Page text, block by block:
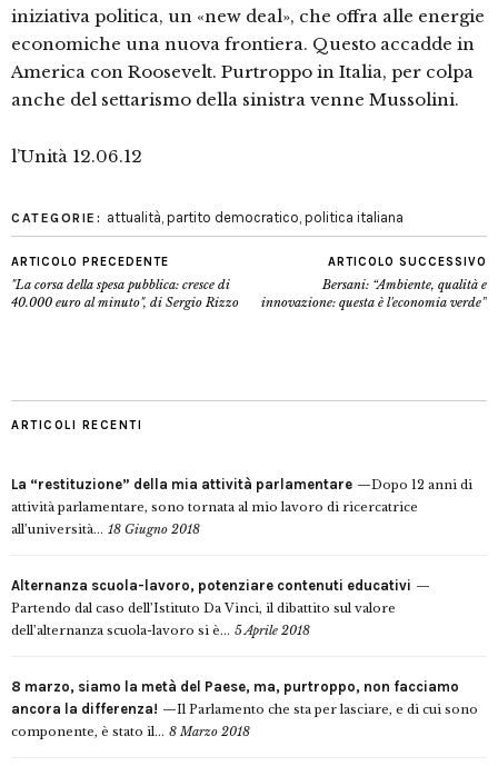
iniziativa politica, un «new deal», che offra alle energie
economiche una nuova frontiera. Questo accadde in
America con Roosevelt. Purtroppo in Italia, per colpa
anche del settarismo della sinistra venne Mussolini.
l’Unità 12.06.12
CATEGORIE: attualità, partito democratico, politica italiana
ARTICOLO PRECEDENTE
"La corsa della spesa pubblica: cresce di
40.000 euro al minuto", di Sergio Rizzo
ARTICOLO SUCCESSIVO
Bersani: “Ambiente, qualità e
innovazione: questa è l'economia verde”
ARTICOLI RECENTI
La “restituzione” della mia attività parlamentare
Dopo 12 anni di
attività parlamentare, sono tornata al mio lavoro di ricercatrice
all’università... 18 Giugno 2018
Alternanza scuola-lavoro, potenziare contenuti educativi
Partendo dal caso dell’Istituto Da Vinci, il dibattito sul valore
dell’alternanza scuola-lavoro si è... 5 Aprile 2018
8 marzo, siamo la metà del Paese, ma, purtroppo, non facciamo
ancora la differenza!
Il Parlamento che sta per lasciare, e di cui sono
componente, è stato il... 8 Marzo 2018